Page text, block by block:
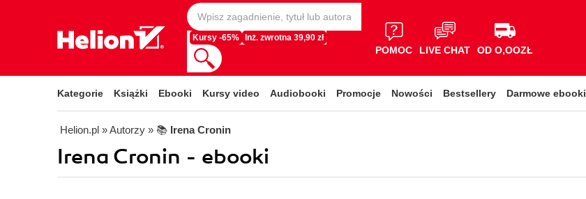
Kursy -65% Inż. zwrotna 39,90 zł
POMOC LIVE CHAT OD O,OOZŁ
Kategorie Książki Ebooki Kursy video Audiobooki Promocje Nowości Bestsellery Darmowe ebooki
Helion.pl » Autorzy » 📚 Irena Cronin
Irena Cronin - ebooki